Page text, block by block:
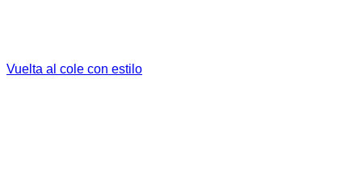
Vuelta al cole con estilo